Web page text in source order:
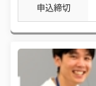
申込締切